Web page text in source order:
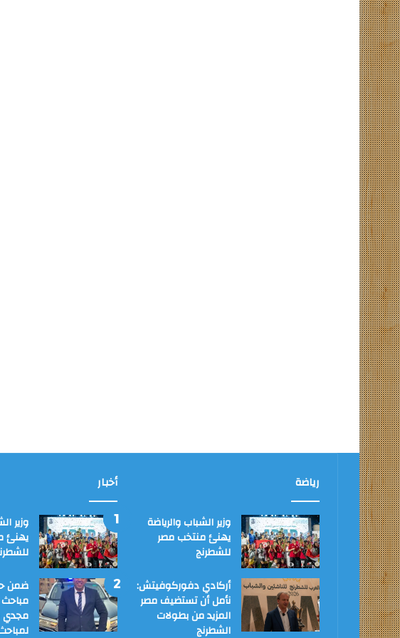
رياضة
وزير الشباب والرياضة
يهنئ منتخب مصر
للشطرنج
أركادي دفوركوفيتش:
نأمل أن تستضيف مصر
المزيد من بطولات
الشطرنج
أخبار
وزير
يهنئ
ضمن
مباحث
مجدي